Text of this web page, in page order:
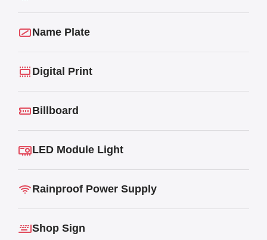
Name Plate
Digital Print
Billboard
LED Module Light
Rainproof Power Supply
Shop Sign